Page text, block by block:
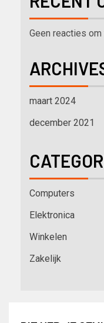
Geen reacties om
maart 2024
december 2021
Computers
Elektronica
Winkelen
Zakelijk